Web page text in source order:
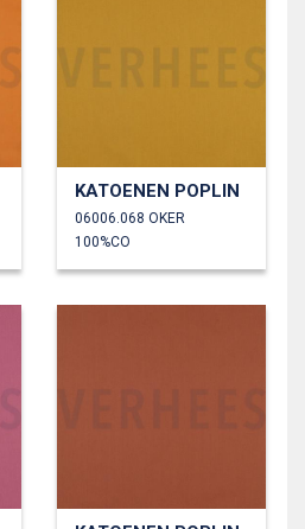
KATOENEN POPLIN
06006.068 OKER
100%CO